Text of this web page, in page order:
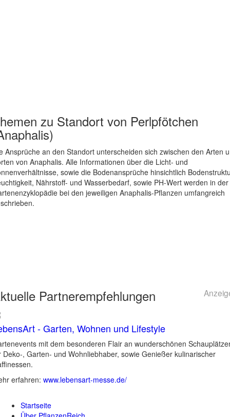
zu Standort von Perlpfötchen
Ansprüche an den Standort unterscheiden sich zwischen den Arten
von Anaphalis. Alle Informationen über die Licht- und
sowie die Bodenansprüche hinsichtlich
Nährstoff- und Wasserbedarf, sowie PH-Wert werden in der
bei den jeweiligen Anaphalis-Pflanzen umfangreich
Partnerempfehlungen
- Garten, Wohnen und Lifestyle
mit dem besonderen Flair an wunderschönen
Deko-, Garten- und Wohnliebhaber, sowie Genießer kulinarischer
erfahren: www.lebensart-messe.de/
Startseite